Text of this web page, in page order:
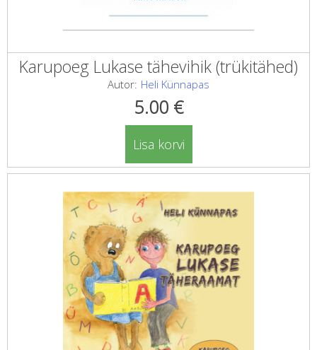
Karupoeg Lukase tähevihik (trükitähed)
Autor: Heli Künnapas
5.00 €
Lisa korvi